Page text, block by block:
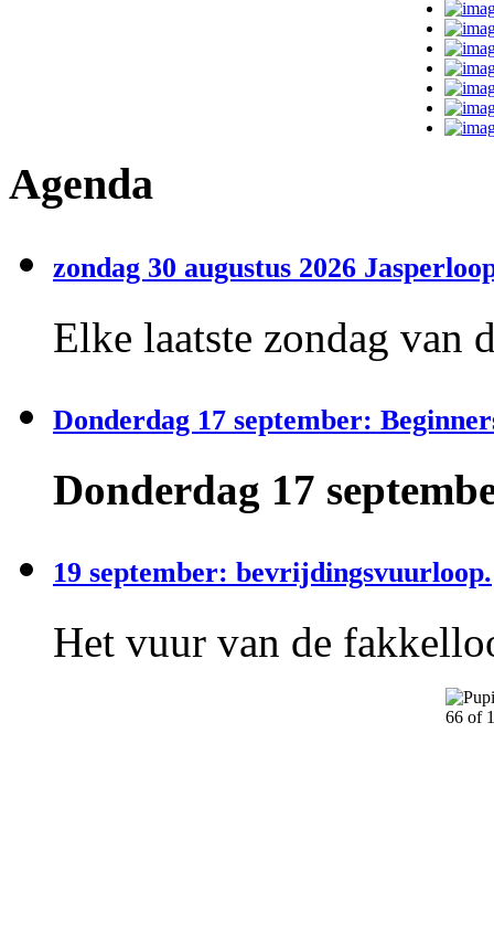
Agenda
zondag 30 augustus 2026
Elke laatste zondag van
Donderdag 17 september:
Donderdag 17
19 september: bevrijdingsvuurloop.
Het vuur van de